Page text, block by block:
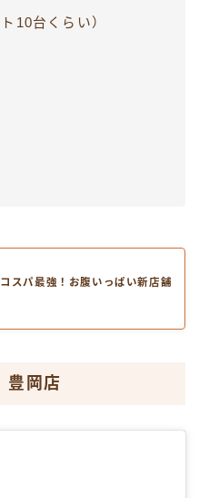
10台くらい）
コスパ最強！お腹いっぱい新店舗
豊岡店